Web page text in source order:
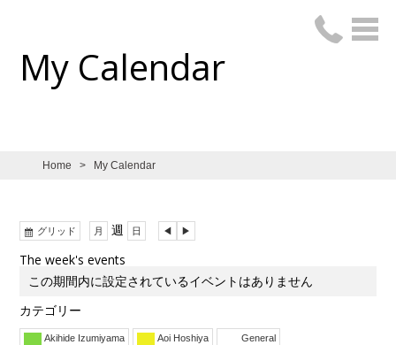
My Calendar
Home > My Calendar
グリッド
示
月 週 日
前
へ
次
へ
The week's events
この期間内に設定されているイベントはありません
カテゴリー
Akihide Izumiyama Aoi Hoshiya General